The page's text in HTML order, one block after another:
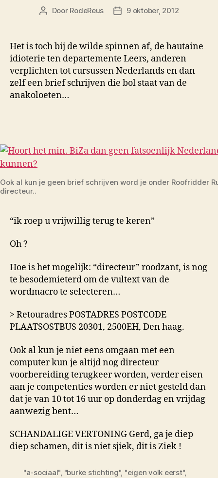
Berichtauteur
Door RodeReus Berichtdatum
9 oktober, 2012
Het is toch bij de wilde spinnen af, de hautaine
idioterie ten departemente Leers, anderen
verplichten tot cursussen Nederlands en dan
zelf een brief schrijven die bol staat van de
anakoloeten…
Ook al kun je geen brief schrijven word je onder Roofridder
directeur..
“ik roep u vrijwillig terug te keren”
Oh ?
Hoe is het mogelijk: “directeur” roodzant, is nog
te besodemieterd om de vultext van de
wordmacro te selecteren…
> Retouradres POSTADRES POSTCODE
PLAATSOSTBUS 20301, 2500EH, Den haag.
Ook al kun je niet eens omgaan met een
computer kun je altijd nog directeur
voorbereiding terugkeer worden, verder eisen
aan je competenties worden er niet gesteld dan
dat je van 10 tot 16 uur op donderdag en vrijdag
aanwezig bent…
SCHANDALIGE VERTONING Gerd, ga je diep
diep schamen, dit is niet sjiek, dit is Ziek !
"a-sociaal", "burke stichting", "eigen volk eerst",